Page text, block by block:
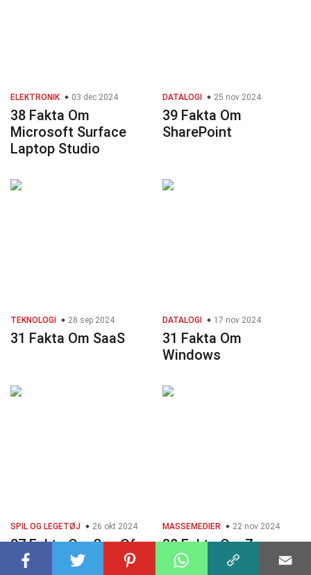
ELEKTRONIK 03 dec 2024
38 Fakta Om
Microsoft Surface
Laptop Studio
DATALOGI 25 nov 2024
39 Fakta Om
SharePoint
TEKNOLOGI 28 sep 2024
31 Fakta Om SaaS
DATALOGI 17 nov 2024
31 Fakta Om
Windows
SPIL OG LEGETØJ 26 okt 2024
27 Fakta Om Sea Of
Thieves (Videospil)
MASSEMEDIER 22 nov 2024
38 Fakta Om Zoom